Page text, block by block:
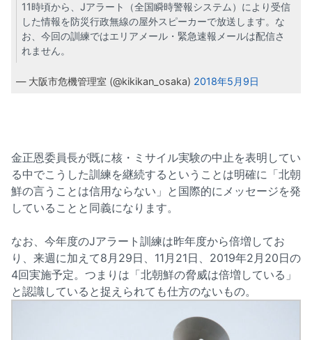
11時頃から、Jアラート（全国瞬時警報システム）により受信
した情報を防災行政無線の屋外スピーカーで放送します。な
お、今回の訓練ではエリアメール・緊急速報メールは配信さ
れません。
— 大阪市危機管理室 (@kikikan_osaka) 2018年5月9日
金正恩委員長が既に核・ミサイル実験の中止を表明してい
る中でこうした訓練を継続するということは明確に「北朝
鮮の言うことは信用ならない」と国際的にメッセージを発
していることと同義になります。
なお、今年度のJアラート訓練は昨年度から倍増してお
り、来週に加えて8月29日、11月21日、2019年2月20日の
4回実施予定。つまりは「北朝鮮の脅威は倍増している」
と認識していると捉えられても仕方のないもの。